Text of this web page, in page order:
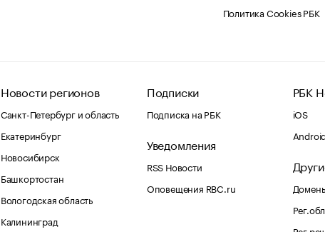
Политика Cookies РБК
Новости регионов
Санкт-Петербург и область
Екатеринбург
Новосибирск
Башкортостан
Вологодская область
Калининград
Подписки
Подписка на РБК
Уведомления
RSS Новости
Оповещения RBC.ru
РБК
iOS